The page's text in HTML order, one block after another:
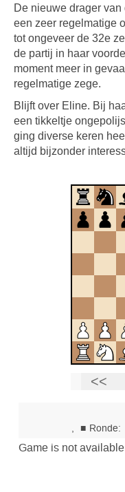
De nieuwe drager
een zeer regelmatige
tot ongeveer de 32e
de partij in haar
moment meer in
regelmatige zege.
Blijft over Eline. Bij
een tikkeltje
ging diverse keren
altijd bijzonder